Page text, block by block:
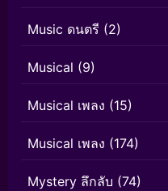
Music ดนตรี (2)
Musical (9)
Musical เพลง (15)
Musical เพลง (174)
Mystery ลึกลับ (74)